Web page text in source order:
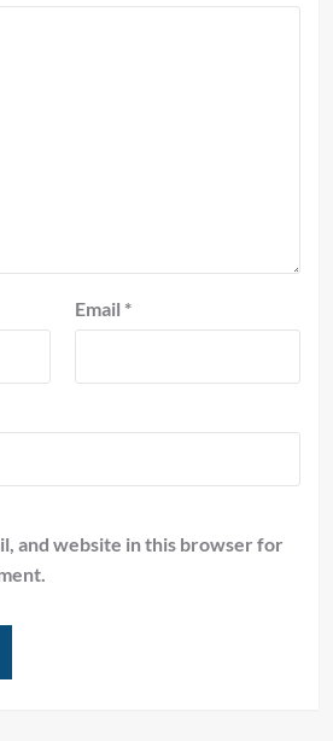
Email *
and website in this browser for